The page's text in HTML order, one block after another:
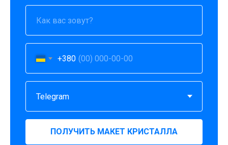
+380
ПОЛУЧИТЬ МАКЕТ КРИСТАЛЛА